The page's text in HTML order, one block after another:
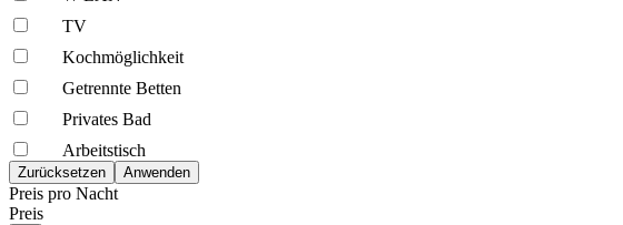
TV
Kochmöglich­keit
Getrennte Betten
Privates Bad
Arbeitstisch
Preis pro Nacht
Preis